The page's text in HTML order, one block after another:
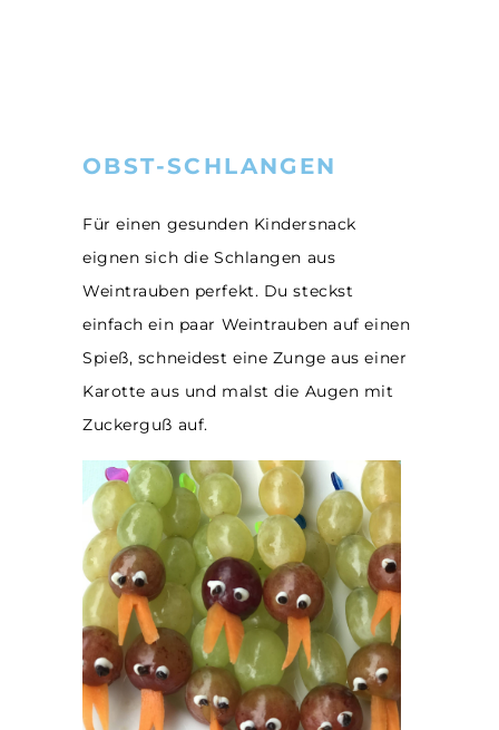
OBST-SCHLANGEN
Für einen gesunden Kindersnack
eignen sich die Schlangen aus
Weintrauben perfekt. Du steckst
einfach ein paar Weintrauben auf einen
Spieß, schneidest eine Zunge aus einer
Karotte aus und malst die Augen mit
Zuckerguß auf.